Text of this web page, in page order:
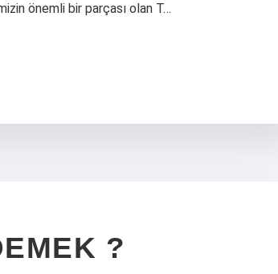
önemli bir parçası olan T…
?